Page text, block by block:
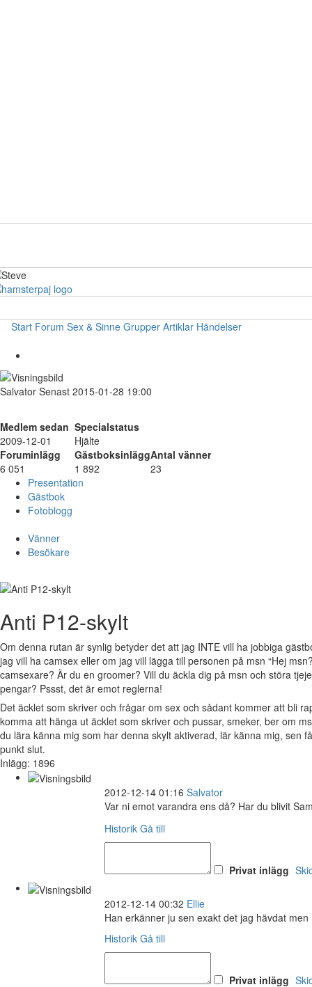
Start Forum Sex & Sinne Grupper Artiklar Händelser
Salvator Senast 2015-01-28 19:00
Medlem sedan Specialstatus
2009-12-01
Hjälte
Foruminlägg
GästboksinläggAntal vänner
6 051
1 892
23
Presentation
Gästbok
Fotoblogg
Vänner
Besökare
Anti P12-skylt
Om denna rutan är synlig betyder det att jag INTE vill ha jobbiga
jag vill ha camsex eller om jag vill lägga till personen på msn “Hej
camsexare? Är du en groomer? Vill du äckla dig på msn och störa
pengar? Pssst, det är emot reglerna!
Det äcklet som skriver och frågar om sex och sådant kommer att bli
komma att hänga ut äcklet som skriver och pussar, smeker, ber om
du lära känna mig som har denna skylt aktiverad, lär känna mig,
punkt slut.
Inlägg: 1896
2012-12-14 01:16 Salvator
Var ni emot varandra ens då? Har du blivit
Historik Gå till
Privat inlägg
2012-12-14 00:32 Ellie
Han erkänner ju sen exakt det jag hävdat
Historik Gå till
Privat inlägg